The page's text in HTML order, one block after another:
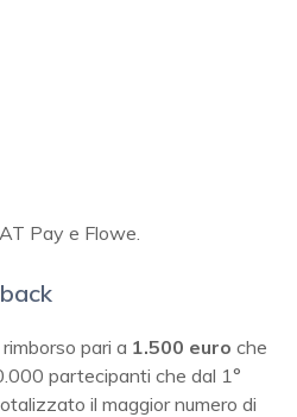
Pay e Flowe.
pari a 1.500 euro che
partecipanti che dal 1°
il maggior numero di